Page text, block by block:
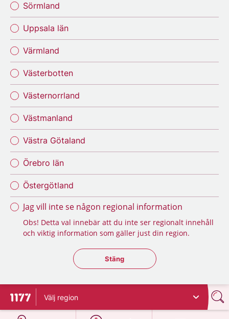
Sörmland
Uppsala län
Värmland
Västerbotten
Västernorrland
Västmanland
Västra Götaland
Örebro län
Östergötland
Jag vill inte se någon regional information
Obs! Detta val innebär att du inte ser regionalt innehåll
och viktig information som gäller just din region.
Stäng regionsväljaren
Stäng
Till startsidan för 1177
Välj region
på 1177.se
på 1177.se